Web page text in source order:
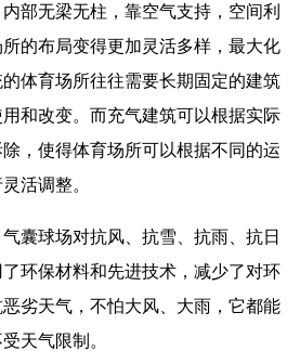
部无梁无柱，靠空气支持，空间利
的布局变得更加灵活多样，最大化
体育场所往往需要长期固定的建筑
和改变。而充气建筑可以根据实际
，使得体育场所可以根据不同的运
活调整。
囊球场对抗风、抗雪、抗雨、抗日
环保材料和先进技术，减少了对环
劣天气，不怕大风、大雨，它都能
天气限制。